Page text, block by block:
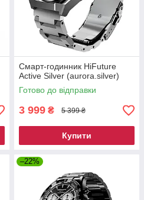
Смарт-годинник HiFuture
Active Silver (aurora.silver)
Готово до відправки
3 999 ₴ 5 399 ₴
Купити
–22%